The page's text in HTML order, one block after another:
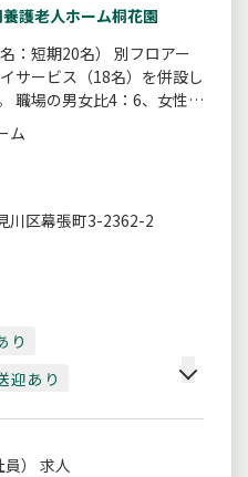
護老人ホーム桐花園
：短期20名） 別フロアー
サービス（18名）を併設し
職場の男女比4：6、女性比
ム
川区幕張町3-2362-2
り
迎あり
転勤なし
可） 求人